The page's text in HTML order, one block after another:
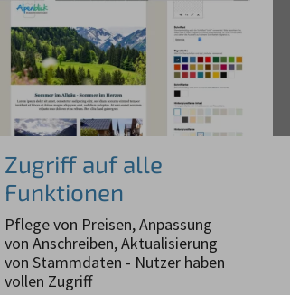
Zugriff auf alle
Funktionen
Pflege von Preisen, Anpassung
von Anschreiben, Aktualisierung
von Stammdaten - Nutzer haben
vollen Zugriff